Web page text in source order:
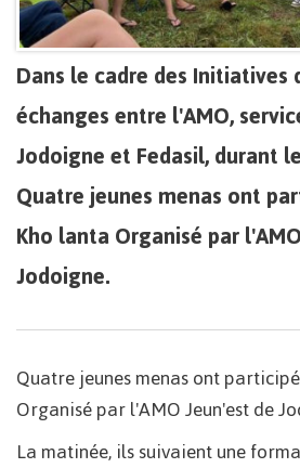
Dans le cadre des Initiatives
échanges entre l'AMO,
Jodoigne et Fedasil, durant
Quatre jeunes menas ont
Kho lanta Organisé par
Jodoigne.
Quatre jeunes menas ont
Organisé par l'AMO Jeun'est de
La matinée, ils suivaient une